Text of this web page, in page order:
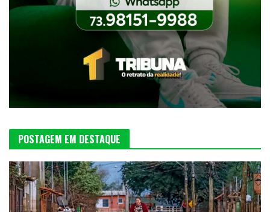
POSTAGEM EM DESTAQUE